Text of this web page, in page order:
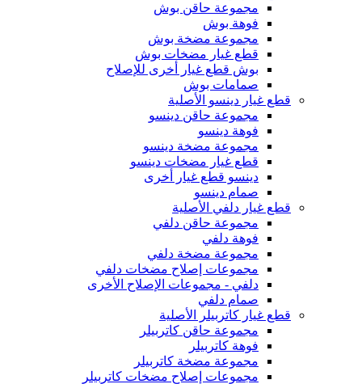
مجموعة حاقن بوش
فوهة بوش
مجموعة مضخة بوش
قطع غيار مضخات بوش
بوش قطع غيار أخرى للإصلاح
صمامات بوش
قطع غيار دينسو الأصلية
مجموعة حاقن دينسو
فوهة دينسو
مجموعة مضخة دينسو
قطع غيار مضخات دينسو
دينسو قطع غيار أخرى
صمام دينسو
قطع غيار دلفي الأصلية
مجموعة حاقن دلفي
فوهة دلفي
مجموعة مضخة دلفي
مجموعات إصلاح مضخات دلفي
دلفي - مجموعات الإصلاح الأخرى
صمام دلفي
قطع غيار كاتربيلر الأصلية
مجموعة حاقن كاتربيلر
فوهة كاتربيلر
مجموعة مضخة كاتربيلر
مجموعات إصلاح مضخات كاتربيلر